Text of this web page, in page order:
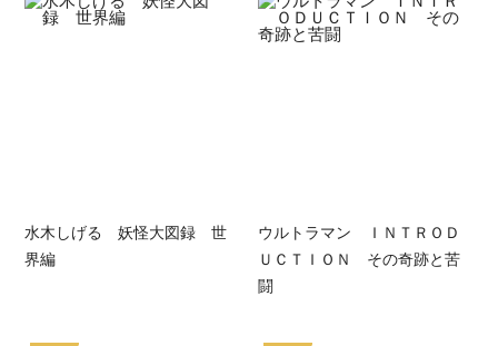
水木しげる 妖怪大図録 世
界編
ウルトラマン ＩＮＴＲＯＤ
ＵＣＴＩＯＮ その奇跡と苦
闘